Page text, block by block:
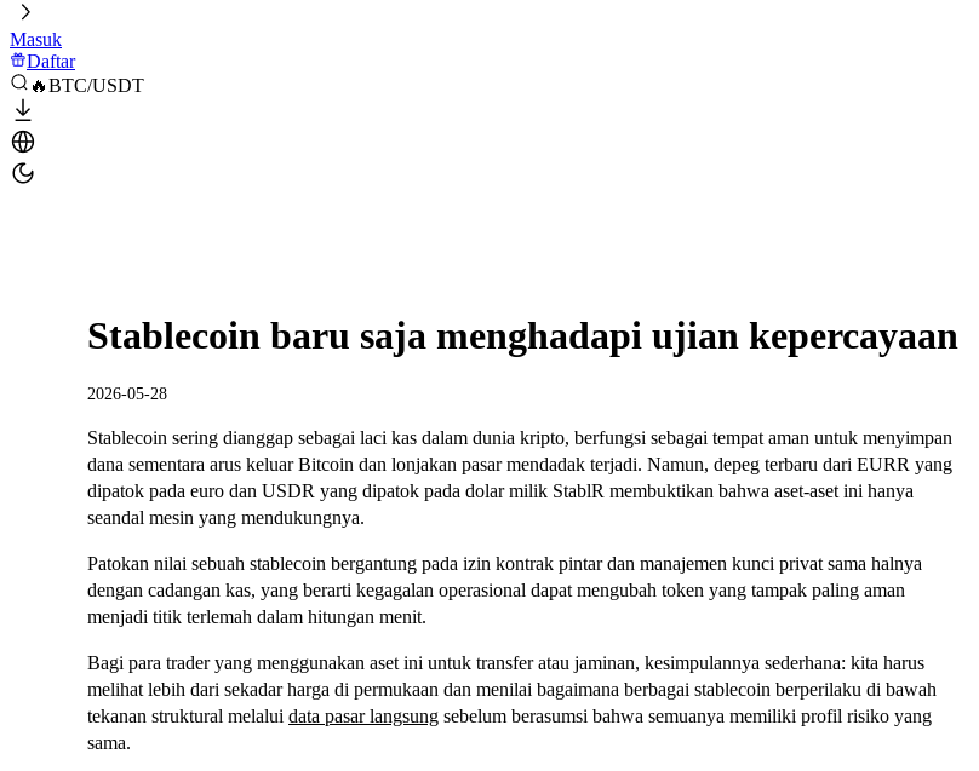
Masuk
Daftar
🔥BTC/USDT
Stablecoin baru saja menghadapi ujian kepercayaan
2026-05-28
Stablecoin sering dianggap sebagai laci kas dalam dunia kripto, berfungsi sebagai tempat aman untuk menyimpan
dana sementara arus keluar Bitcoin dan lonjakan pasar mendadak terjadi. Namun, depeg terbaru dari EURR yang
dipatok pada euro dan USDR yang dipatok pada dolar milik StablR membuktikan bahwa aset-aset ini hanya
seandal mesin yang mendukungnya.
Patokan nilai sebuah stablecoin bergantung pada izin kontrak pintar dan manajemen kunci privat sama halnya
dengan cadangan kas, yang berarti kegagalan operasional dapat mengubah token yang tampak paling aman
menjadi titik terlemah dalam hitungan menit.
Bagi para trader yang menggunakan aset ini untuk transfer atau jaminan, kesimpulannya sederhana: kita harus
melihat lebih dari sekadar harga di permukaan dan menilai bagaimana berbagai stablecoin berperilaku di bawah
tekanan struktural melalui data pasar langsung sebelum berasumsi bahwa semuanya memiliki profil risiko yang
sama.